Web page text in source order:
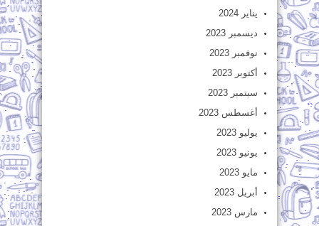
يناير 2024
ديسمبر 2023
نوفمبر 2023
أكتوبر 2023
سبتمبر 2023
أغسطس 2023
يوليو 2023
يونيو 2023
مايو 2023
أبريل 2023
مارس 2023